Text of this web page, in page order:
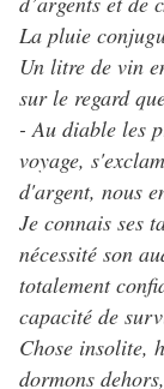
La pluie
Un litre de vin
sur le regard
- Au diable les
voyage,
d'argent, nous
Je connais ses
nécessité son
totalement
capacité de
Chose insolite,
dormons